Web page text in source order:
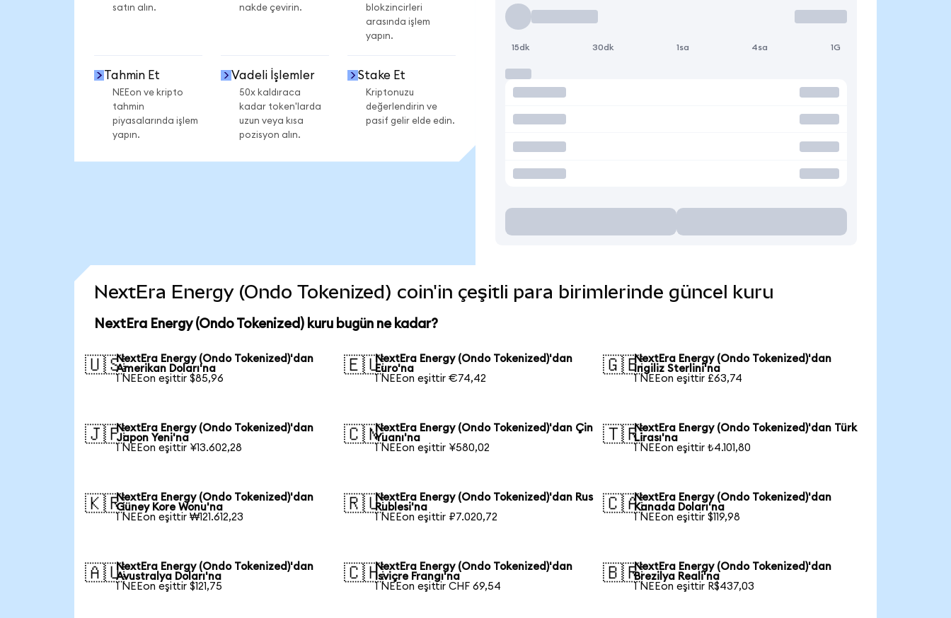
satın alın.
nakde çevirin.
blokzincirleri
arasında işlem
yapın.
Tahmin Et
NEEon ve kripto
tahmin
piyasalarında işlem
yapın.
Vadeli İşlemler
50x kaldıraca
kadar token'larda
uzun veya kısa
pozisyon alın.
Stake Et
Kriptonuzu
değerlendirin ve
pasif gelir elde edin.
15dk 30dk 1sa 4sa 1G
NextEra Energy (Ondo Tokenized) coin'in çeşitli para birimlerinde güncel kuru
NextEra Energy (Ondo Tokenized) kuru bugün ne kadar?
🇺🇸NextEra Energy (Ondo Tokenized)'dan
Amerikan Doları'na
1 NEEon eşittir $85,96
🇪🇺NextEra Energy (Ondo Tokenized)'dan
Euro'na
1 NEEon eşittir €74,42
🇬🇧NextEra Energy (Ondo Tokenized)'dan
İngiliz Sterlini'na
1 NEEon eşittir £63,74
🇯🇵NextEra Energy (Ondo Tokenized)'dan
Japon Yeni'na
1 NEEon eşittir ¥13.602,28
🇨🇳NextEra Energy (Ondo Tokenized)'dan Çin
Yuanı'na
1 NEEon eşittir ¥580,02
🇹🇷NextEra Energy (Ondo Tokenized)'dan Türk
Lirası'na
1 NEEon eşittir ₺4.101,80
🇰🇷NextEra Energy (Ondo Tokenized)'dan
Güney Kore Wonu'na
1 NEEon eşittir ₩121.612,23
🇷🇺NextEra Energy (Ondo Tokenized)'dan Rus
Rublesi'na
1 NEEon eşittir ₽7.020,72
🇨🇦NextEra Energy (Ondo Tokenized)'dan
Kanada Doları'na
1 NEEon eşittir $119,98
🇦🇺NextEra Energy (Ondo Tokenized)'dan
Avustralya Doları'na
1 NEEon eşittir $121,75
🇨🇭NextEra Energy (Ondo Tokenized)'dan
İsviçre Frangı'na
1 NEEon eşittir CHF 69,54
🇧🇷NextEra Energy (Ondo Tokenized)'dan
Brezilya Reali'na
1 NEEon eşittir R$437,03